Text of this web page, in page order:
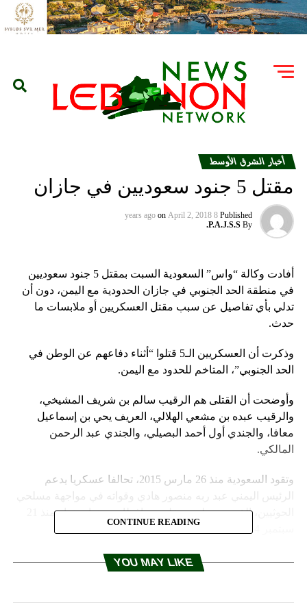
أخبار الشرق الأوسط
مقتل 5 جنود سعوديين في جازان
Published
8 years ago
on April 2, 2018
By
P.A.J.S.S.
أفادت وكالة “واس” السعودية السبت بمقتل 5 جنود سعوديين
في منطقة الحد الجنوبي في جازان الحدودية مع اليمن، دون أن
تدلي بأي تفاصيل عن سبب مقتل العسكريين أو ملابسات ما
حدث.
وذكرت أن العسكريين الـ5 قتلوا “أثناء دفاعهم عن الوطن في
الحد الجنوبي”، المتاخم للحدود مع اليمن.
وأوضحت أن القتلى هم الرقيب سالم بن شريف المشيخي،
والرقيب عبده بن مشعي الهلالي، العريف يحي بن إسماعيل
معافا، والجندي أول أحمد البصيلي، والجندي عبد الرحمن
المالكي.
وتقود السعودية منذ 26 مارس 2015، تحالفا عسكريا يدعم
CONTINUE READING
YOU MAY LIKE